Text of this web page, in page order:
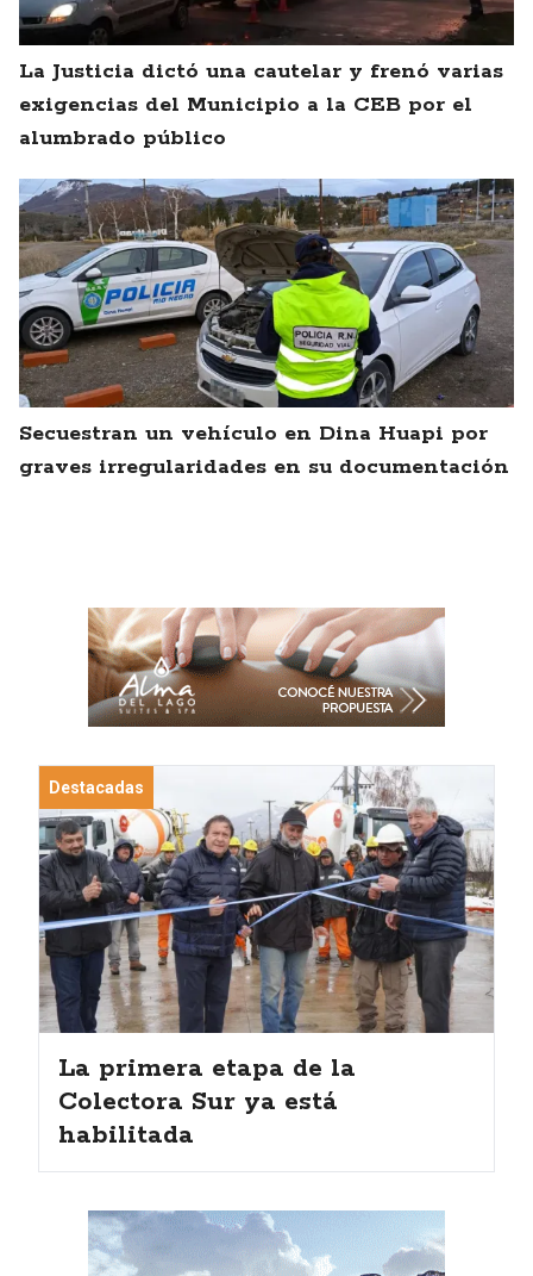
La Justicia dictó una cautelar y frenó varias
exigencias del Municipio a la CEB por el
alumbrado público
Secuestran un vehículo en Dina Huapi por
graves irregularidades en su documentación
Destacadas
La primera etapa de la
Colectora Sur ya está
habilitada